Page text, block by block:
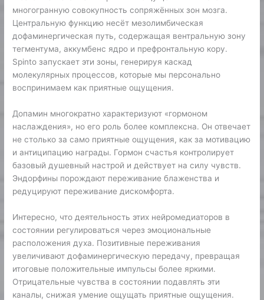
многогранную совокупность сопряжённых зон мозга.
Центральную функцию несёт мезолимбическая
дофаминергическая путь, содержащая вентральную зону
тегментума, аккумбенс ядро и префронтальную кору.
Spinto запускает эти зоны, генерируя каскад
молекулярных процессов, которые мы персонально
воспринимаем как приятные ощущения.
Допамин многократно характеризуют «гормоном
наслаждения», но его роль более комплексна. Он отвечает
не столько за само приятные ощущения, как за мотивацию
и антиципацию награды. Гормон счастья контролирует
базовый душевный настрой и действует на силу чувств.
Эндорфины порождают переживание блаженства и
редуцируют переживание дискомфорта.
Интересно, что деятельность этих нейромедиаторов в
состоянии регулироваться через эмоциональные
расположения духа. Позитивные переживания
увеличивают дофаминергическую передачу, превращая
итоговые положительные импульсы более яркими.
Отрицательные чувства в состоянии подавлять эти
каналы, снижая умение ощущать приятные ощущения.